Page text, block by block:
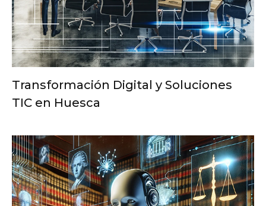
Transformación Digital y Soluciones
TIC en Huesca